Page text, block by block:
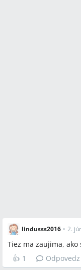
lindusss2016 • 2.
Tiez ma zaujima,
👍 1 Odpovedz